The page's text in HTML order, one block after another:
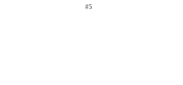
#5